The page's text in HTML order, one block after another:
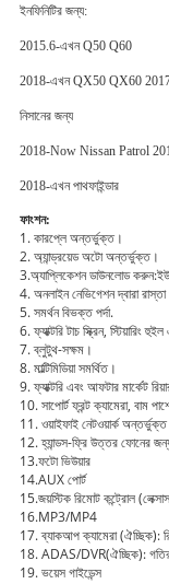
ইনফিনিটির জন্য:
2015.6-এখন Q50 Q60
2018-এখন QX50 QX60
নিসানের জন্য
2018-Now Nissan Patrol
2018-এখন পাথফাইন্ডার
ফাংশন:
1. কারপ্লে অন্তর্ভুক্ত।
2. অ্যান্ড্রয়েড অটো অন্তর্ভুক্ত।
3.অ্যাপ্লিকেশন ডাউনলোড
4. অনলাইন নেভিগেশন দ্বারা রাস্তা
5. সমর্থন বিভক্ত পর্দা.
6. ফ্যাক্টরি টাচ স্ক্রিন, স্টিয়ারিং
7. ব্লুটুথ-সক্ষম।
8. মাল্টিমিডিয়া সমর্থিত।
9. ফ্যাক্টরি এবং আফটার মার্কেট
10. সাপোর্ট ফ্রন্ট ক্যামেরা, বাম
11. ওয়াইফাই নেটওয়ার্ক
12. হ্যান্ডস-ফ্রি উত্তর ফোনের
13.ফটো ভিউয়ার
14.AUX পোর্ট
15.জয়স্টিক রিমোট কন্ট্রোল
16.MP3/MP4
17. ব্যাকআপ ক্যামেরা (ঐচ্ছিক):
18. ADAS/DVR(ঐচ্ছিক): গতির
19. ভয়েস গাইডেন্স